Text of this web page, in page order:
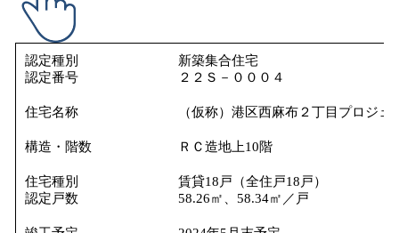
認定種別
認定番号
新築集合住宅
２２Ｓ－０００４
住宅名称 （仮称）港区西麻布２丁目プロジェ
構造・階数 ＲＣ造地上10階
住宅種別
認定戸数
賃貸18戸（全住戸18戸）
58.26㎡、58.34㎡／戸